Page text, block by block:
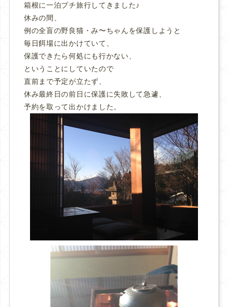
箱根に一泊プチ旅行してきました♪
休みの間、
例の全盲の野良猫・み〜ちゃんを保護しようと
毎日餌場に出かけていて、
保護できたら何処にも行かない、
ということにしていたので
直前まで予定が立たず、
休み最終日の前日に保護に失敗して急遽、
予約を取って出かけました。